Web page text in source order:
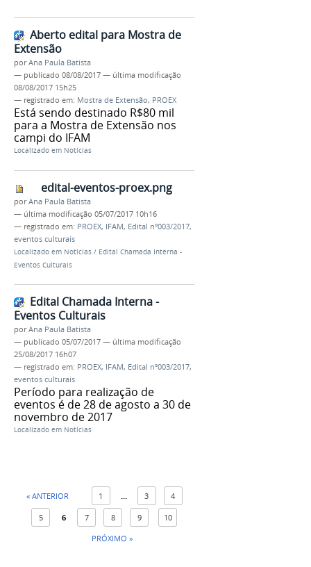
Aberto edital para Mostra de
Extensão
porAna Paula Batista
— publicado 08/08/2017 — última modificação
08/08/2017 15h25
— registrado em: Mostra de Extensão, PROEX
Está sendo destinado R$80 mil
para a Mostra de Extensão nos
campi do IFAM
Localizado em Notícias
edital-eventos-proex.png
porAna Paula Batista
— última modificação 05/07/2017 10h16
— registrado em: PROEX, IFAM, Edital nº003/2017,
eventos culturais
Localizado em Notícias / Edital Chamada Interna -
Eventos Culturais
Edital Chamada Interna -
Eventos Culturais
porAna Paula Batista
— publicado 05/07/2017 — última modificação
25/08/2017 16h07
— registrado em: PROEX, IFAM, Edital nº003/2017,
eventos culturais
Período para realização de
eventos é de 28 de agosto a 30 de
novembro de 2017
Localizado em Notícias
« ANTERIOR 1 ... 3 4
5 6 7 8 9
10
PRÓXIMO »